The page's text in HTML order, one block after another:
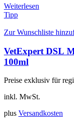
Weiterlesen
Tipp
Zur Wunschliste
VetExpert DSL
100ml
Preise exklusiv für
inkl. MwSt.
plus Versandkosten